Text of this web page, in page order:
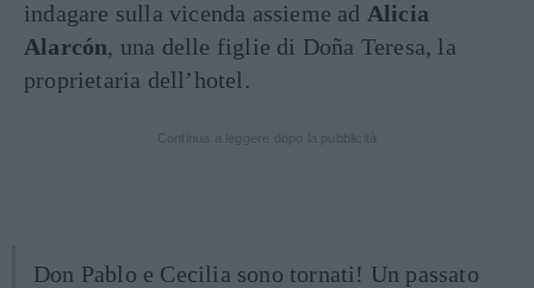
indagare sulla vicenda assieme ad Alicia
Alarcón, una delle figlie di Doña Teresa, la
proprietaria dell’hotel.
Don Pablo e Cecilia sono tornati! Un passato